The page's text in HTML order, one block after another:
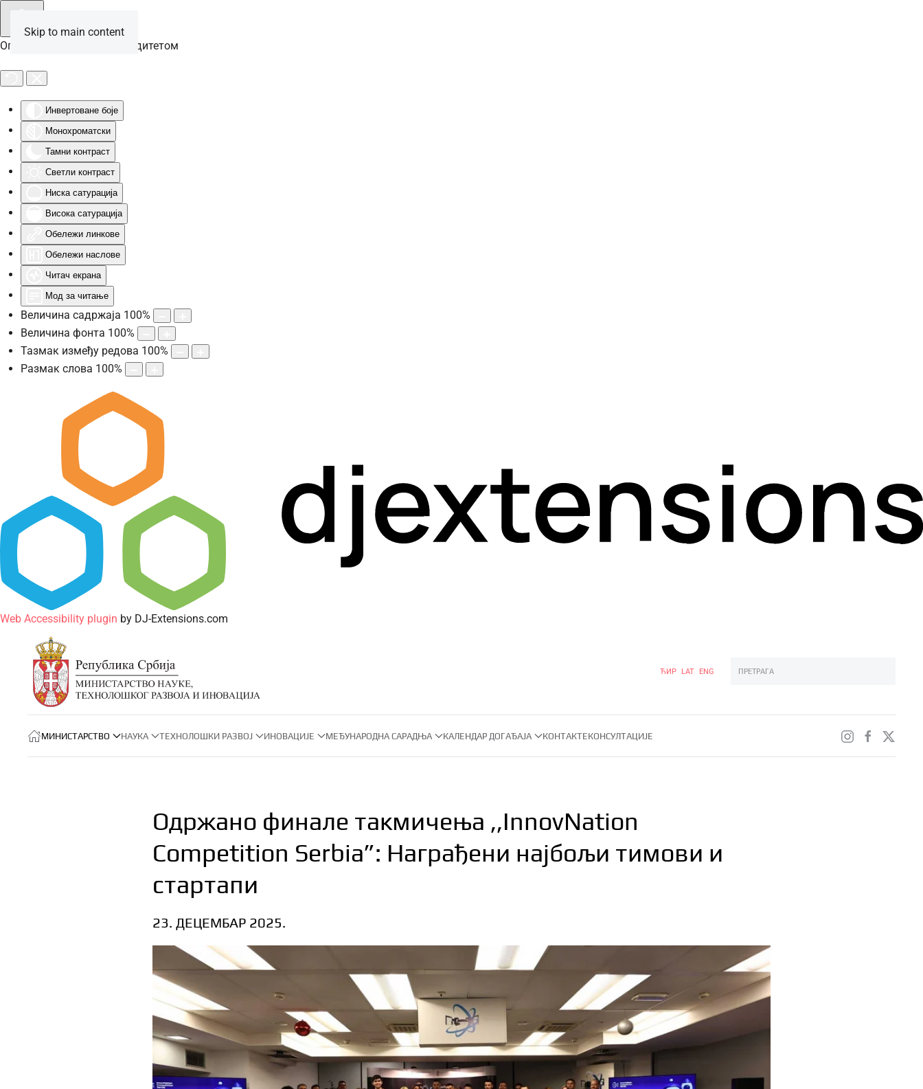
Опције за особе са инвалидитетом
Инвертоване боје
Монохроматски
Тамни контраст
Светли контраст
Ниска сатурација
Висока сатурација
Обележи линкове
Обележи наслове
Читач екрана
Мод за читање
Величина садржаја 100%
Величина фонта 100%
Тазмак између редова 100%
Размак слова 100%
Web Accessibility plugin by DJ-Extensions.com
Skip to main content
ЋИР LAT ENG
МИНИСТАРСТВО НАУКА ТЕХНОЛОШКИ РАЗВОЈ ИНОВАЦИЈЕ МЕЂУНАРОДНА САРАДЊА КАЛЕНДАР ДОГАЂАЈА КОНТАКТЕКОНСУЛТАЦИЈЕ
Одржано финале такмичења ,,InnovNation
Competition Serbia”: Награђени најбољи тимови и
стартапи
23. ДЕЦЕМБАР 2025.